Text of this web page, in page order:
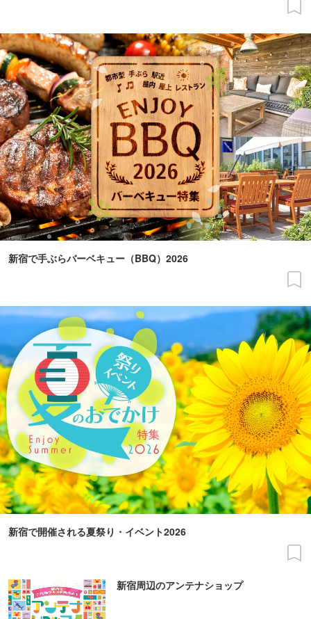
新宿で手ぶらバーベキュー（BBQ）2026
新宿で開催される夏祭り・イベント2026
新宿周辺のアンテナショップ